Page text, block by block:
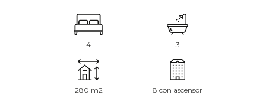
4 3
280 m2 8 con ascensor